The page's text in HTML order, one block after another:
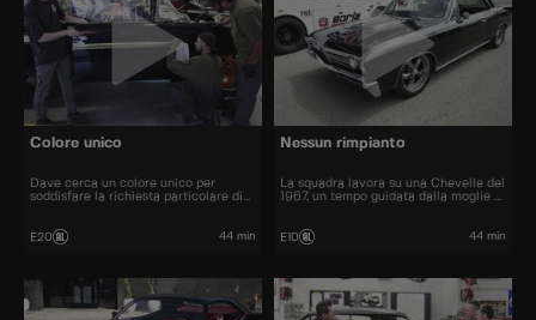
Colore unico
Dave cerca un colore unico per
soddisfare la richiesta particolare di
E20 44 min
Nessun rimpianto
La squadra lavora su una Chevelle del
1967, un tempo guidata dalla moglie di
E10 44 min